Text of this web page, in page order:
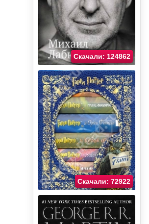
Скачали: 124862
Скачали: 72922